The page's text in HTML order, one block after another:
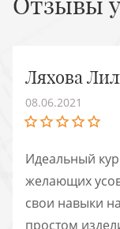
Ляхова
08.06.2021
Идеальный
желающих
свои навыки
простом